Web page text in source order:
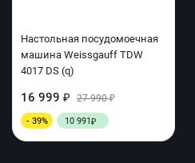
Настольная посудомоечная
машина Weissgauff TDW
4017 DS (q)
16 999 ₽ 27 990₽
- 39% 10 991 ₽